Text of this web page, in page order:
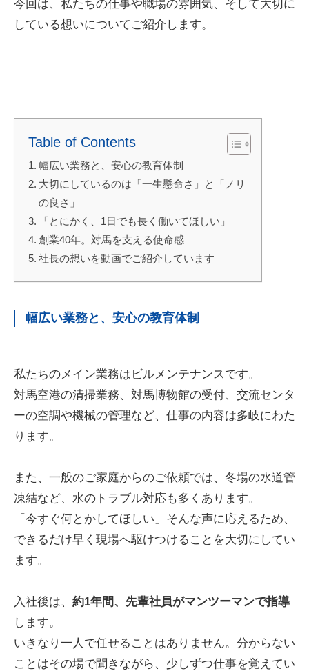
今回は、私たちの仕事や職場の雰囲気、そして大切に
している想いについてご紹介します。
Table of Contents
幅広い業務と、安心の教育体制
大切にしているのは「一生懸命さ」と「ノリ
の良さ」
「とにかく、1日でも長く働いてほしい」
創業40年。対馬を支える使命感
社長の想いを動画でご紹介しています
幅広い業務と、安心の教育体制
私たちのメイン業務はビルメンテナンスです。
対馬空港の清掃業務、対馬博物館の受付、交流センタ
ーの空調や機械の管理など、仕事の内容は多岐にわた
ります。
また、一般のご家庭からのご依頼では、冬場の水道管
凍結など、水のトラブル対応も多くあります。
「今すぐ何とかしてほしい」そんな声に応えるため、
できるだけ早く現場へ駆けつけることを大切にしてい
ます。
入社後は、 約1年間、先輩社員がマンツーマンで指導
します。
いきなり一人で任せることはありません。分からない
ことはその場で聞きながら、少しずつ仕事を覚えてい